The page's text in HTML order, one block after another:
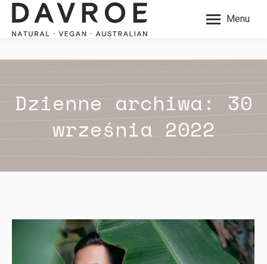
Menu
Dzienne archiwa: 30
września 2022